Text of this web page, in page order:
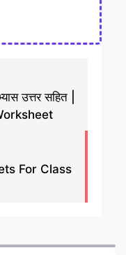
उत्तर सहित |
For Class